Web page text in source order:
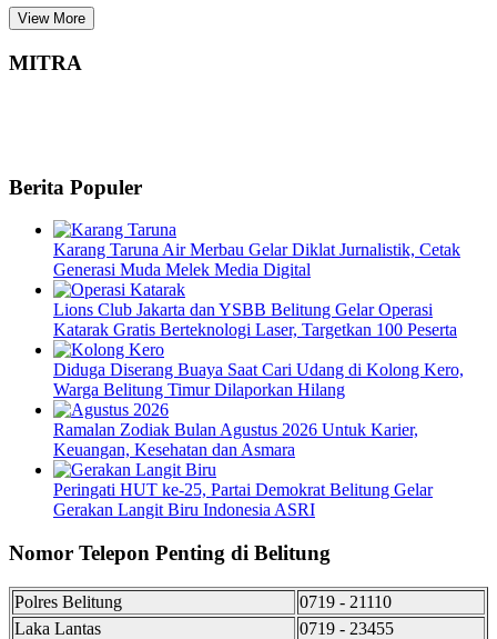
View More
MITRA
Berita Populer
Karang Taruna Air Merbau Gelar Diklat Jurnalistik, Cetak
Generasi Muda Melek Media Digital
Lions Club Jakarta dan YSBB Belitung Gelar Operasi
Katarak Gratis Berteknologi Laser, Targetkan 100 Peserta
Diduga Diserang Buaya Saat Cari Udang di Kolong Kero,
Warga Belitung Timur Dilaporkan Hilang
Ramalan Zodiak Bulan Agustus 2026 Untuk Karier,
Keuangan, Kesehatan dan Asmara
Peringati HUT ke-25, Partai Demokrat Belitung Gelar
Gerakan Langit Biru Indonesia ASRI
Nomor Telepon Penting di Belitung
Polres Belitung
0719 - 21110
Laka Lantas
0719 - 23455